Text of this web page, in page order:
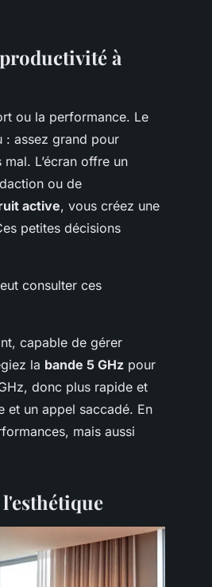
à
ou la performance. Le
: assez grand pour
L’écran offre un
ou de
active, vous créez une
petites décisions
consulter ces
capable de gérer
la bande 5 GHz pour
donc plus rapide et
et un appel saccadé. En
mais aussi